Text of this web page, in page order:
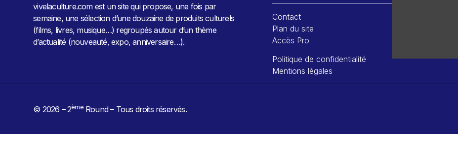
vivelaculture.com est un site qui propose, une fois par
semaine, une sélection d’une douzaine de produits culturels
(films, livres, musique…) regroupés autour d’un thème
d’actualité (nouveauté, expo, anniversaire…).
Contact
Plan du site
Accès Pro
Politique de confidentialité
Mentions légales
© 2026 – 2èmeRound – Tous droits réservés.